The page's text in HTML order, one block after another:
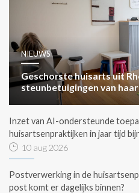
NIEUWS
Geschorste huisarts uit
steunbetuigingen van
Inzet van AI-ondersteunde
huisartsenpraktijken in jaar tijd
10 aug 2026
Postverwerking in de
post komt er dagelijks binnen?